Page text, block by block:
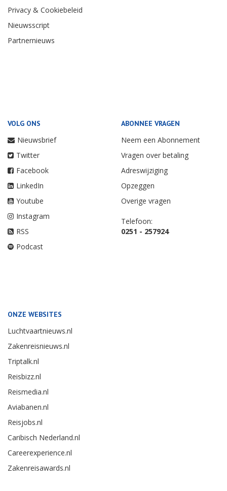
Privacy & Cookiebeleid
Nieuwsscript
Partnernieuws
VOLG ONS
Nieuwsbrief
Twitter
Facebook
LinkedIn
Youtube
Instagram
RSS
Podcast
ABONNEE VRAGEN
Neem een Abonnement
Vragen over betaling
Adreswijziging
Opzeggen
Overige vragen
Telefoon:
0251 - 257924
ONZE WEBSITES
Luchtvaartnieuws.nl
Zakenreisnieuws.nl
Triptalk.nl
Reisbizz.nl
Reismedia.nl
Aviabanen.nl
Reisjobs.nl
Caribisch Nederland.nl
Careerexperience.nl
Zakenreisawards.nl